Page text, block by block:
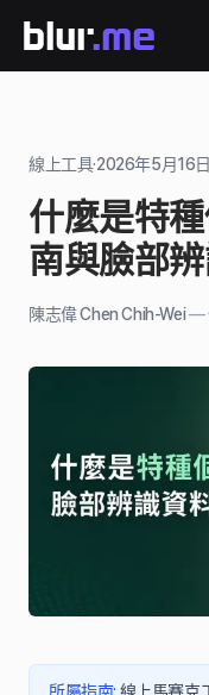
線上工具·2026年5月16日
什麼是特
南與臉部
陳志偉 Chen Chih-Wei—